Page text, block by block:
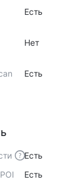
Есть
Нет
Есть
Есть
Есть